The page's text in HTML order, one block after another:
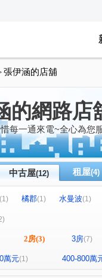
張伊涵的店舖
的網路店
每一通來電~全心為您
中古屋(12) 租屋(4)
(1) 橘郡(1) 水曼波(1)
深溪路
2房(3) 3房(7)
萬元(1) 400-800萬